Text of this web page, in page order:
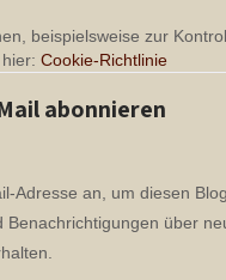
beispielsweise zur
Cookie-Richtlinie
abonnieren
Adresse an, um diesen
Benachrichtigungen über